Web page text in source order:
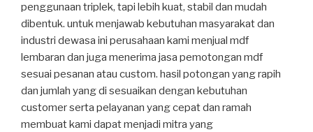
penggunaan triplek, tapi lebih kuat, stabil dan mudah
dibentuk. untuk menjawab kebutuhan masyarakat dan
industri dewasa ini perusahaan kami menjual mdf
lembaran dan juga menerima jasa pemotongan mdf
sesuai pesanan atau custom. hasil potongan yang rapih
dan jumlah yang di sesuaikan dengan kebutuhan
customer serta pelayanan yang cepat dan ramah
membuat kami dapat menjadi mitra yang